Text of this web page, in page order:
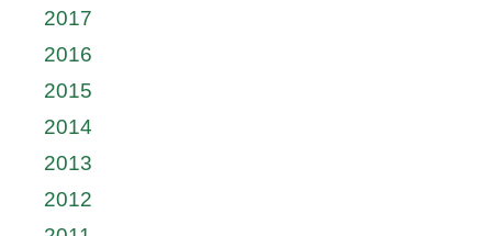
2017
2016
2015
2014
2013
2012